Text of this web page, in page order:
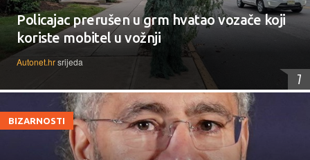
Policajac prerušen u grm hvatao vozače koji
koriste mobitel u vožnji
Autonet.hrsrijeda
7
BIZARNOSTI